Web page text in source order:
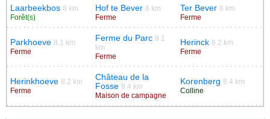
Laarbeekbos 8 km
Forêt(s)
Hof te Bever 8 km
Ferme
Ter Bever 8 km
Ferme
Parkhoeve 8.1 km
Ferme
Ferme du Parc 8.1
km
Ferme
Herinck 8.2 km
Ferme
Herinkhoeve 8.2 km
Ferme
Château de la
Fosse 8.4 km
Maison de campagne
Korenberg 8.4 km
Colline